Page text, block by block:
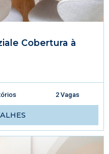
Cobertura à
2 Vagas